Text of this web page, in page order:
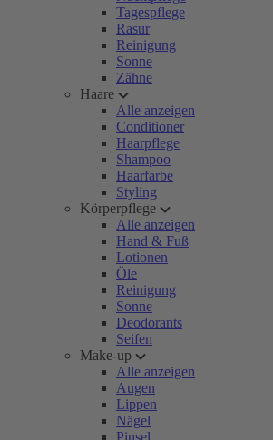
Tagespflege
Rasur
Reinigung
Sonne
Zähne
Haare
Alle anzeigen
Conditioner
Haarpflege
Shampoo
Haarfarbe
Styling
Körperpflege
Alle anzeigen
Hand & Fuß
Lotionen
Öle
Reinigung
Sonne
Deodorants
Seifen
Make-up
Alle anzeigen
Augen
Lippen
Nägel
Pinsel